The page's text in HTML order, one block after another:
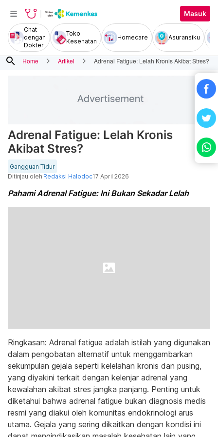
Masuk
Chat
dengan
Dokter
Toko
Kesehatan
Homecare Asuransiku
search Home Artikel Adrenal Fatigue: Lelah Kronis Akibat Stres?
Adrenal Fatigue: Lelah Kronis
Akibat Stres?
Gangguan Tidur
Ditinjau oleh Redaksi Halodoc17 April 2026
Pahami Adrenal Fatigue: Ini Bukan Sekadar Lelah
Ringkasan: Adrenal fatigue adalah istilah yang digunakan
dalam pengobatan alternatif untuk menggambarkan
sekumpulan gejala seperti kelelahan kronis dan pusing,
yang diyakini terkait dengan kelenjar adrenal yang
kewalahan akibat stres jangka panjang. Penting untuk
diketahui bahwa adrenal fatigue bukan diagnosis medis
resmi yang diakui oleh komunitas endokrinologi arus
utama. Gejala yang sering dikaitkan dengan kondisi ini